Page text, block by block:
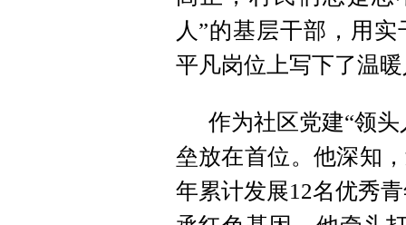
人”的基层干部，用
平凡岗位上写下了温
作为社区党建“领
垒放在首位。他深知
年累计发展12名优秀